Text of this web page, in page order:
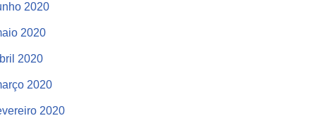
2020
2020
2020
2020
2020